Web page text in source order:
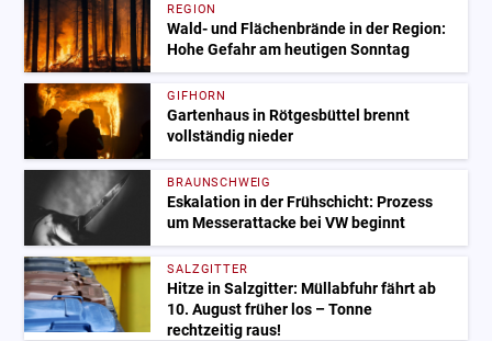
REGION
Wald- und Flächenbrände in der Region:
Hohe Gefahr am heutigen Sonntag
GIFHORN
Gartenhaus in Rötgesbüttel brennt
vollständig nieder
BRAUNSCHWEIG
Eskalation in der Frühschicht: Prozess
um Messerattacke bei VW beginnt
SALZGITTER
Hitze in Salzgitter: Müllabfuhr fährt ab
10. August früher los – Tonne
rechtzeitig raus!